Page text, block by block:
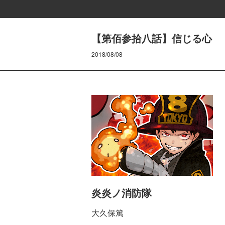
【第佰参拾八話】信じる心
2018/08/08
炎炎ノ消防隊
大久保篤